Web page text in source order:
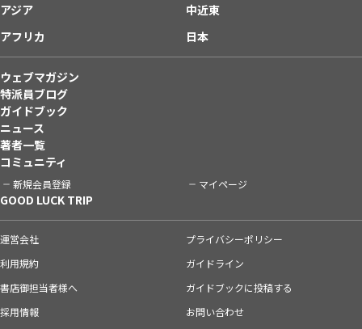
アジア
中近東
アフリカ
日本
ウェブマガジン
特派員ブログ
ガイドブック
ニュース
著者一覧
コミュニティ
新規会員登録 マイページ
GOOD LUCK TRIP
運営会社
プライバシーポリシー
利用規約
ガイドライン
書店御担当者様へ
ガイドブックに投稿する
採用情報
お問い合わせ